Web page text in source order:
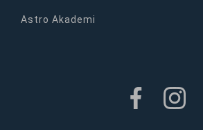
Astro Akademi